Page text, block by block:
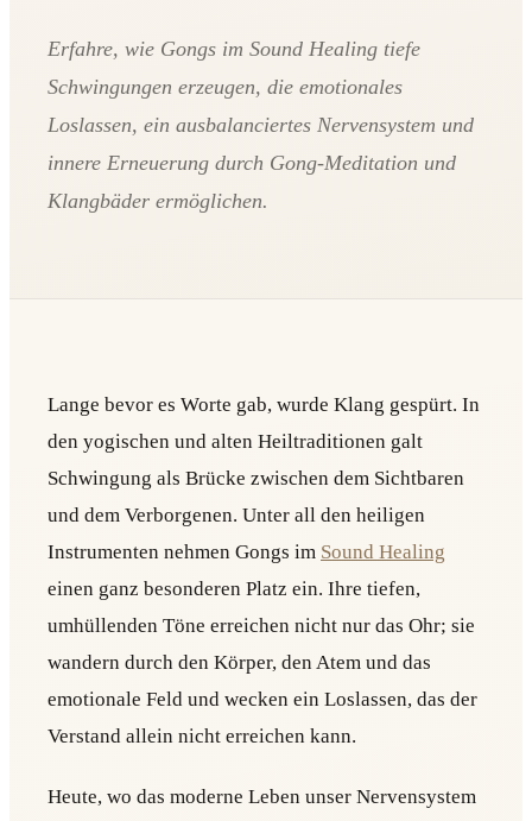
Erfahre, wie Gongs im Sound Healing tiefe
Schwingungen erzeugen, die emotionales
Loslassen, ein ausbalanciertes Nervensystem und
innere Erneuerung durch Gong-Meditation und
Klangbäder ermöglichen.
Lange bevor es Worte gab, wurde Klang gespürt. In
den yogischen und alten Heiltraditionen galt
Schwingung als Brücke zwischen dem Sichtbaren
und dem Verborgenen. Unter all den heiligen
Instrumenten nehmen Gongs im Sound Healing
einen ganz besonderen Platz ein. Ihre tiefen,
umhüllenden Töne erreichen nicht nur das Ohr; sie
wandern durch den Körper, den Atem und das
emotionale Feld und wecken ein Loslassen, das der
Verstand allein nicht erreichen kann.
Heute, wo das moderne Leben unser Nervensystem